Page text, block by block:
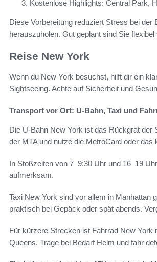
Kostenlose Highlights: Central Park,
Diese Vorbereitung reduziert Stress bei
herauszuholen. Gut geplant sind Sie
Reise New York
Wenn du New York besuchst, hilft dir ein
Sightseeing. Achte auf Sicherheit und
Transport vor Ort: U-Bahn, Taxi und
Die U-Bahn New York ist das Rückgrat der
der MTA und nutze die MetroCard oder
In Stoßzeiten von 7–9:30 Uhr und 16–19
aufmerksam.
Taxi New York sind vor allem in Manhattan
praktisch bei Gepäck oder spät abends.
Für kürzere Strecken ist Fahrrad New York
Queens. Trage bei Bedarf Helm und fahr